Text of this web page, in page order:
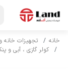
خانه تجهیزات خانه
کولر گازی ، آبی و